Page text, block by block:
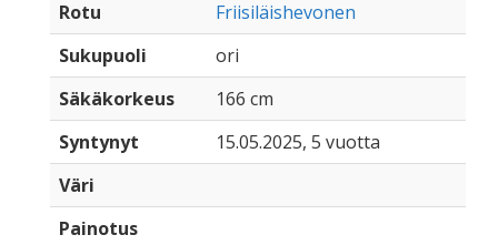
Rotu
Friisiläishevonen
Sukupuoli
ori
Säkäkorkeus
166 cm
Syntynyt
15.05.2025, 5 vuotta
Väri
Painotus